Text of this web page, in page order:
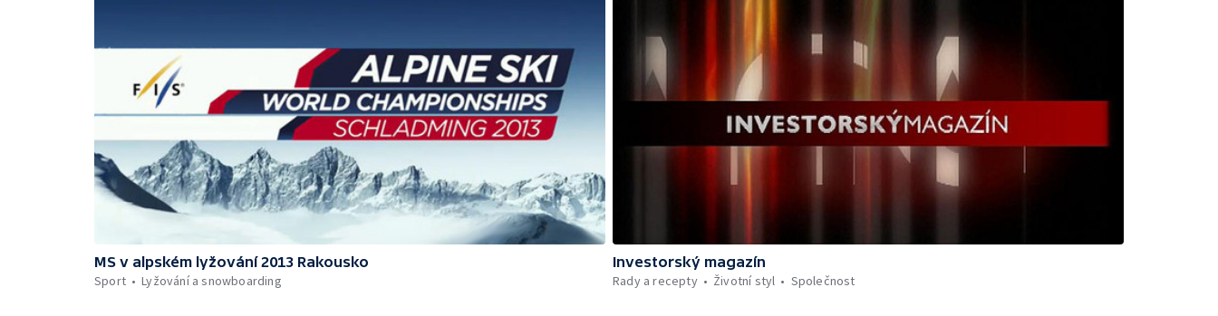
MS v alpském lyžování 2013 Rakousko
Sport
Lyžování a snowboarding
Investorský magazín
Rady a recepty
Životní styl Společnost